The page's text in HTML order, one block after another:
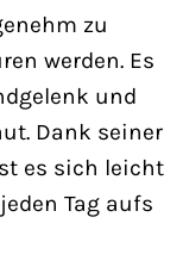
zu
werden. Es
und
Dank seiner
es sich leicht
Tag aufs